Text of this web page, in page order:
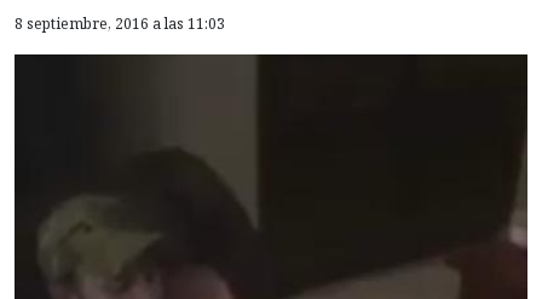
8 septiembre, 2016 a las 11:03